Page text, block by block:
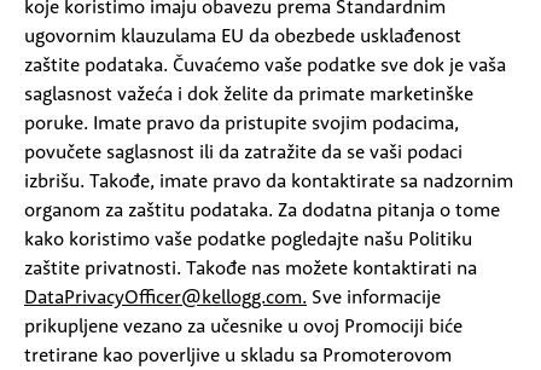
koje koristimo imaju obavezu prema Standardnim
ugovornim klauzulama EU da obezbede usklađenost
zaštite podataka. Čuvaćemo vaše podatke sve dok je vaša
saglasnost važeća i dok želite da primate marketinške
poruke. Imate pravo da pristupite svojim podacima,
povučete saglasnost ili da zatražite da se vaši podaci
izbrišu. Takođe, imate pravo da kontaktirate sa nadzornim
organom za zaštitu podataka. Za dodatna pitanja o tome
kako koristimo vaše podatke pogledajte našu Politiku
zaštite privatnosti. Takođe nas možete kontaktirati na
DataPrivacyOfficer@kellogg.com. Sve informacije
prikupljene vezano za učesnike u ovoj Promociji biće
tretirane kao poverljive u skladu sa Promoterovom